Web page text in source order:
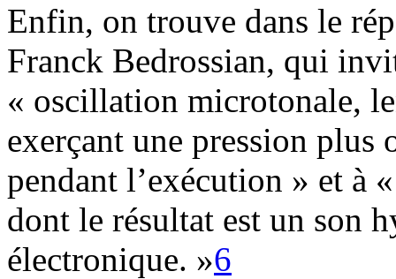
Enfin, on trouve dans le
Franck Bedrossian, qui
« oscillation microtonale,
exerçant une pression
pendant l’exécution » et à
dont le résultat est un son
électronique. »6